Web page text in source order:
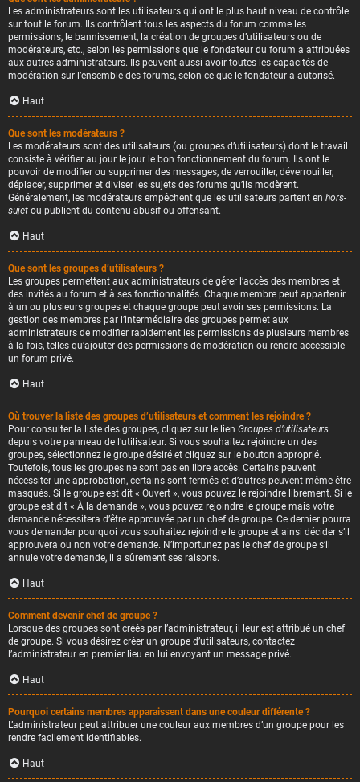
Les administrateurs sont les utilisateurs qui ont le plus haut niveau de contrôle
sur tout le forum. Ils contrôlent tous les aspects du forum comme les
permissions, le bannissement, la création de groupes d’utilisateurs ou de
modérateurs, etc., selon les permissions que le fondateur du forum a attribuées
aux autres administrateurs. Ils peuvent aussi avoir toutes les capacités de
modération sur l’ensemble des forums, selon ce que le fondateur a autorisé.
Haut
Que sont les modérateurs ?
Les modérateurs sont des utilisateurs (ou groupes d’utilisateurs) dont le travail
consiste à vérifier au jour le jour le bon fonctionnement du forum. Ils ont le
pouvoir de modifier ou supprimer des messages, de verrouiller, déverrouiller,
déplacer, supprimer et diviser les sujets des forums qu’ils modèrent.
Généralement, les modérateurs empêchent que les utilisateurs partent en hors-
sujet ou publient du contenu abusif ou offensant.
Haut
Que sont les groupes d’utilisateurs ?
Les groupes permettent aux administrateurs de gérer l’accès des membres et
des invités au forum et à ses fonctionnalités. Chaque membre peut appartenir
à un ou plusieurs groupes et chaque groupe peut avoir ses permissions. La
gestion des membres par l’intermédiaire des groupes permet aux
administrateurs de modifier rapidement les permissions de plusieurs membres
à la fois, telles qu’ajouter des permissions de modération ou rendre accessible
un forum privé.
Haut
Où trouver la liste des groupes d’utilisateurs et comment les rejoindre ?
Pour consulter la liste des groupes, cliquez sur le lien Groupes d’utilisateurs
depuis votre panneau de l’utilisateur. Si vous souhaitez rejoindre un des
groupes, sélectionnez le groupe désiré et cliquez sur le bouton approprié.
Toutefois, tous les groupes ne sont pas en libre accès. Certains peuvent
nécessiter une approbation, certains sont fermés et d’autres peuvent même être
masqués. Si le groupe est dit « Ouvert », vous pouvez le rejoindre librement. Si le
groupe est dit « À la demande », vous pouvez rejoindre le groupe mais votre
demande nécessitera d’être approuvée par un chef de groupe. Ce dernier pourra
vous demander pourquoi vous souhaitez rejoindre le groupe et ainsi décider s’il
approuvera ou non votre demande. N’importunez pas le chef de groupe s’il
annule votre demande, il a sûrement ses raisons.
Haut
Comment devenir chef de groupe ?
Lorsque des groupes sont créés par l’administrateur, il leur est attribué un chef
de groupe. Si vous désirez créer un groupe d’utilisateurs, contactez
l’administrateur en premier lieu en lui envoyant un message privé.
Haut
Pourquoi certains membres apparaissent dans une couleur différente ?
L’administrateur peut attribuer une couleur aux membres d’un groupe pour les
rendre facilement identifiables.
Haut